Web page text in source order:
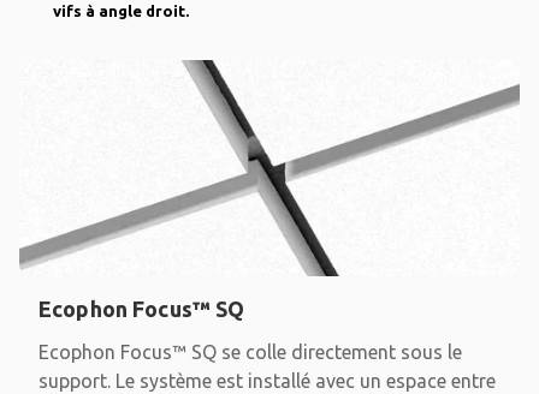
vifs à angle droit.
Ecophon Focus™ SQ
Ecophon Focus™ SQ se colle directement sous le
support. Le système est installé avec un espace entre